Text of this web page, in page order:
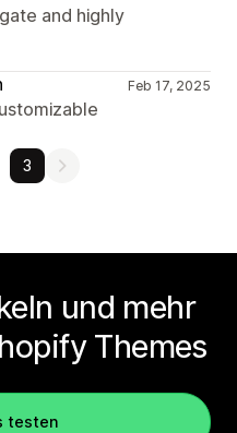
and highly
Feb 17, 2025
3
und mehr
Themes
testen